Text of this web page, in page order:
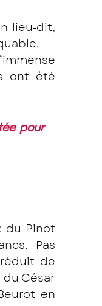
lieu‐dit,
ont été
pour
du Pinot
Pas
de
César
en